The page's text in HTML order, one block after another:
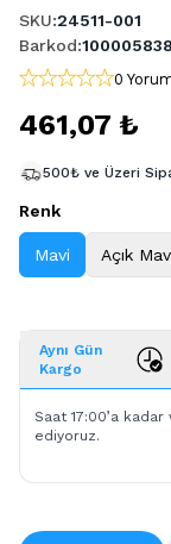
SKU:24511-001
Barkod:
0
461,07 ₺
500₺ ve Üzeri
Renk
Mavi Açık
Aynı Gün
Kargo
Saat 17:00’a
ediyoruz.